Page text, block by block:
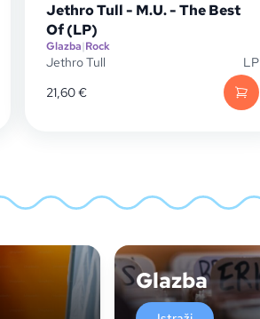
Jethro Tull - M.U. - The Best
Of (LP)
Glazba|Rock
Jethro Tull
LP
21,60€
Glazba